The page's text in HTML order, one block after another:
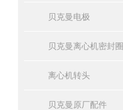
贝克曼电极
贝克曼离心机密封圈
离心机转头
贝克曼原厂配件